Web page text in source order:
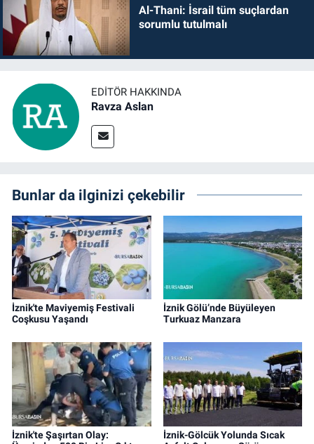
Al-Thani: İsrail tüm suçlardan
sorumlu tutulmalı
EDITÖR HAKKINDA
Ravza Aslan
Bunlar da ilginizi çekebilir
İznik'te Maviyemiş Festivali
Coşkusu Yaşandı
İznik Gölü’nde Büyüleyen
Turkuaz Manzara
İznik'te Şaşırtan Olay:
İznik-Gölcük Yolunda Sıcak